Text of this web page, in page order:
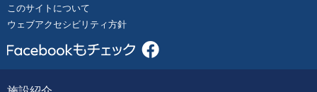
このサイトについて
ウェブアクセシビリティ方針